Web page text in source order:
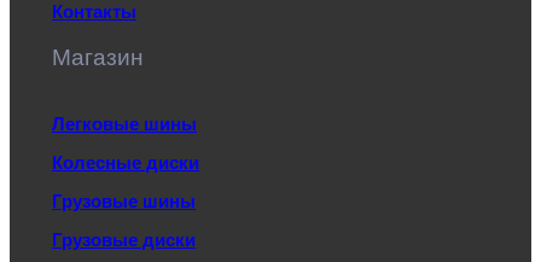
Контакты
Магазин
Легковые шины
Колесные диски
Грузовые шины
Грузовые диски